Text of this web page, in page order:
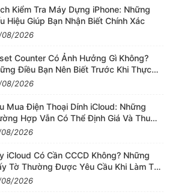
điểm phím nút home iPhone
6S, 6 Plus, 6S Plus
Kiểm Tra Máy Dựng iPhone: Những
Hiệu Giúp Bạn Nhận Biết Chính Xác
08/2026
Counter Có Ảnh Hưởng Gì Không?
Điều Bạn Nên Biết Trước Khi Thực
08/2026
Mua Điện Thoại Dính iCloud: Những
Hợp Vẫn Có Thể Định Giá Và Thu
08/2026
iCloud Có Cần CCCD Không? Những
Tờ Thường Được Yêu Cầu Khi Làm Thủ
08/2026